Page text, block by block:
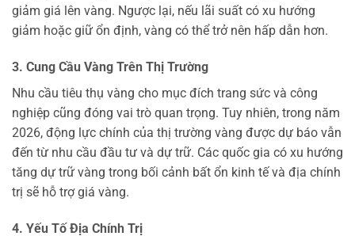
giảm giá lên vàng. Ngược lại, nếu lãi suất có xu hướng
giảm hoặc giữ ổn định, vàng có thể trở nên hấp dẫn hơn.
3. Cung Cầu Vàng Trên Thị Trường
Nhu cầu tiêu thụ vàng cho mục đích trang sức và công
nghiệp cũng đóng vai trò quan trọng. Tuy nhiên, trong năm
2026, động lực chính của thị trường vàng được dự báo vẫn
đến từ nhu cầu đầu tư và dự trữ. Các quốc gia có xu hướng
tăng dự trữ vàng trong bối cảnh bất ổn kinh tế và địa chính
trị sẽ hỗ trợ giá vàng.
4. Yếu Tố Địa Chính Trị